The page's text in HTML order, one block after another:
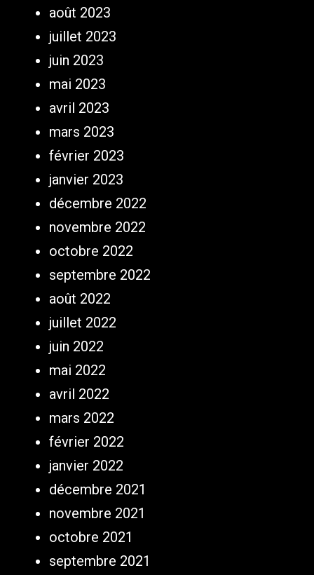
août 2023
juillet 2023
juin 2023
mai 2023
avril 2023
mars 2023
février 2023
janvier 2023
décembre 2022
novembre 2022
octobre 2022
septembre 2022
août 2022
juillet 2022
juin 2022
mai 2022
avril 2022
mars 2022
février 2022
janvier 2022
décembre 2021
novembre 2021
octobre 2021
septembre 2021